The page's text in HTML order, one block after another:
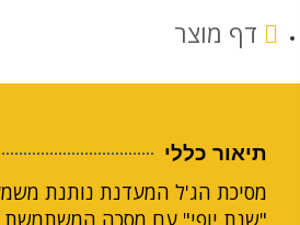
דף מוצר
תיאור כללי
מסיכת הג'ל המעדנת נותנת
"שנת יופי" עם מסכה המשתמשת